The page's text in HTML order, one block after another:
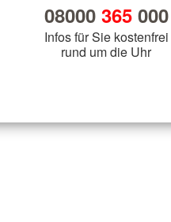
08000 365000
Infos für Sie kostenfrei
rund um die Uhr